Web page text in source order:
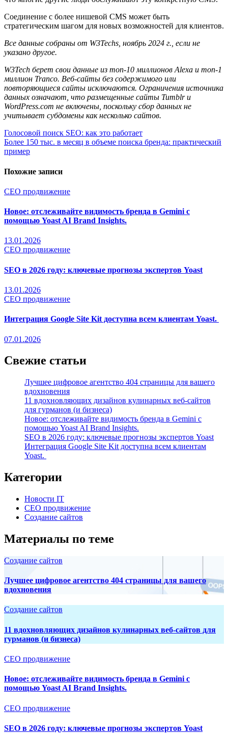
Соединение с более нишевой CMS может быть
стратегическим шагом для новых возможностей для клиентов.
Все данные собраны от W3Techs, ноябрь 2024 г., если не
указано другое.
W3Tech берет свои данные из топ-10 миллионов Alexa и топ-1
миллион Tranco. Веб-сайты без содержимого или
повторяющиеся сайты исключаются. Ограничения источника
данных означают, что размещенные сайты Tumblr и
WordPress.com не включены, поскольку сбор данных не
учитывает субдомены как несколько сайтов.
Навигация
по
Голосовой поиск SEO: как это работает
Более 150 тыс. в месяц в объеме поиска бренда: практический
пример
Похожие записи
СЕО продвижение
Новое: отслеживайте видимость бренда в Gemini с
помощью Yoast AI Brand Insights.
13.01.2026
СЕО продвижение
SEO в 2026 году: ключевые прогнозы экспертов Yoast
13.01.2026
СЕО продвижение
Интеграция Google Site Kit доступна всем клиентам Yoast.
07.01.2026
Свежие статьи
Лучшее цифровое агентство 404 страницы для вашего
вдохновения
11 вдохновляющих дизайнов кулинарных веб-сайтов
для гурманов (и бизнеса)
Новое: отслеживайте видимость бренда в Gemini с
помощью Yoast AI Brand Insights.
SEO в 2026 году: ключевые прогнозы экспертов Yoast
Интеграция Google Site Kit доступна всем клиентам
Yoast.
Категории
Новости IT
СЕО продвижение
Создание сайтов
Материалы по теме
Создание сайтов
Лучшее цифровое агентство 404 страницы для вашего
вдохновения
Создание сайтов
11 вдохновляющих дизайнов кулинарных веб-сайтов для
гурманов (и бизнеса)
СЕО продвижение
Новое: отслеживайте видимость бренда в Gemini с
помощью Yoast AI Brand Insights.
СЕО продвижение
SEO в 2026 году: ключевые прогнозы экспертов Yoast